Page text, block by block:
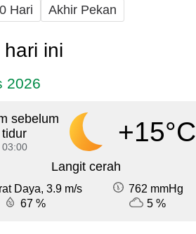
Hari Akhir Pekan
ini
2026
sebelum
tidur
03:00 +15°C
Langit cerah
Daya, 3.9 m/s
762 mmHg
67 %
5 %